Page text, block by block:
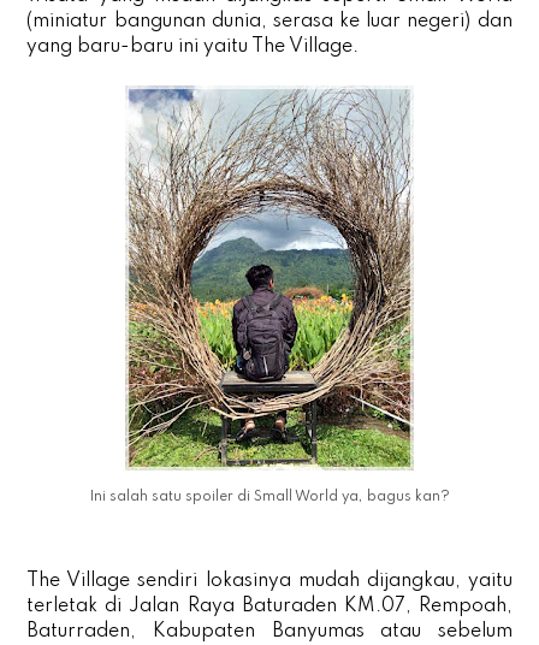
(miniatur bangunan dunia, serasa ke luar negeri) dan
yang baru-baru ini yaitu The Village.
Ini salah satu spoiler di Small World ya, bagus kan?
The Village sendiri lokasinya mudah dijangkau, yaitu
terletak di Jalan Raya Baturaden KM.07, Rempoah,
Baturraden, Kabupaten Banyumas atau sebelum